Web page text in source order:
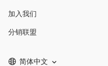
加入我们
分销联盟
简体中文